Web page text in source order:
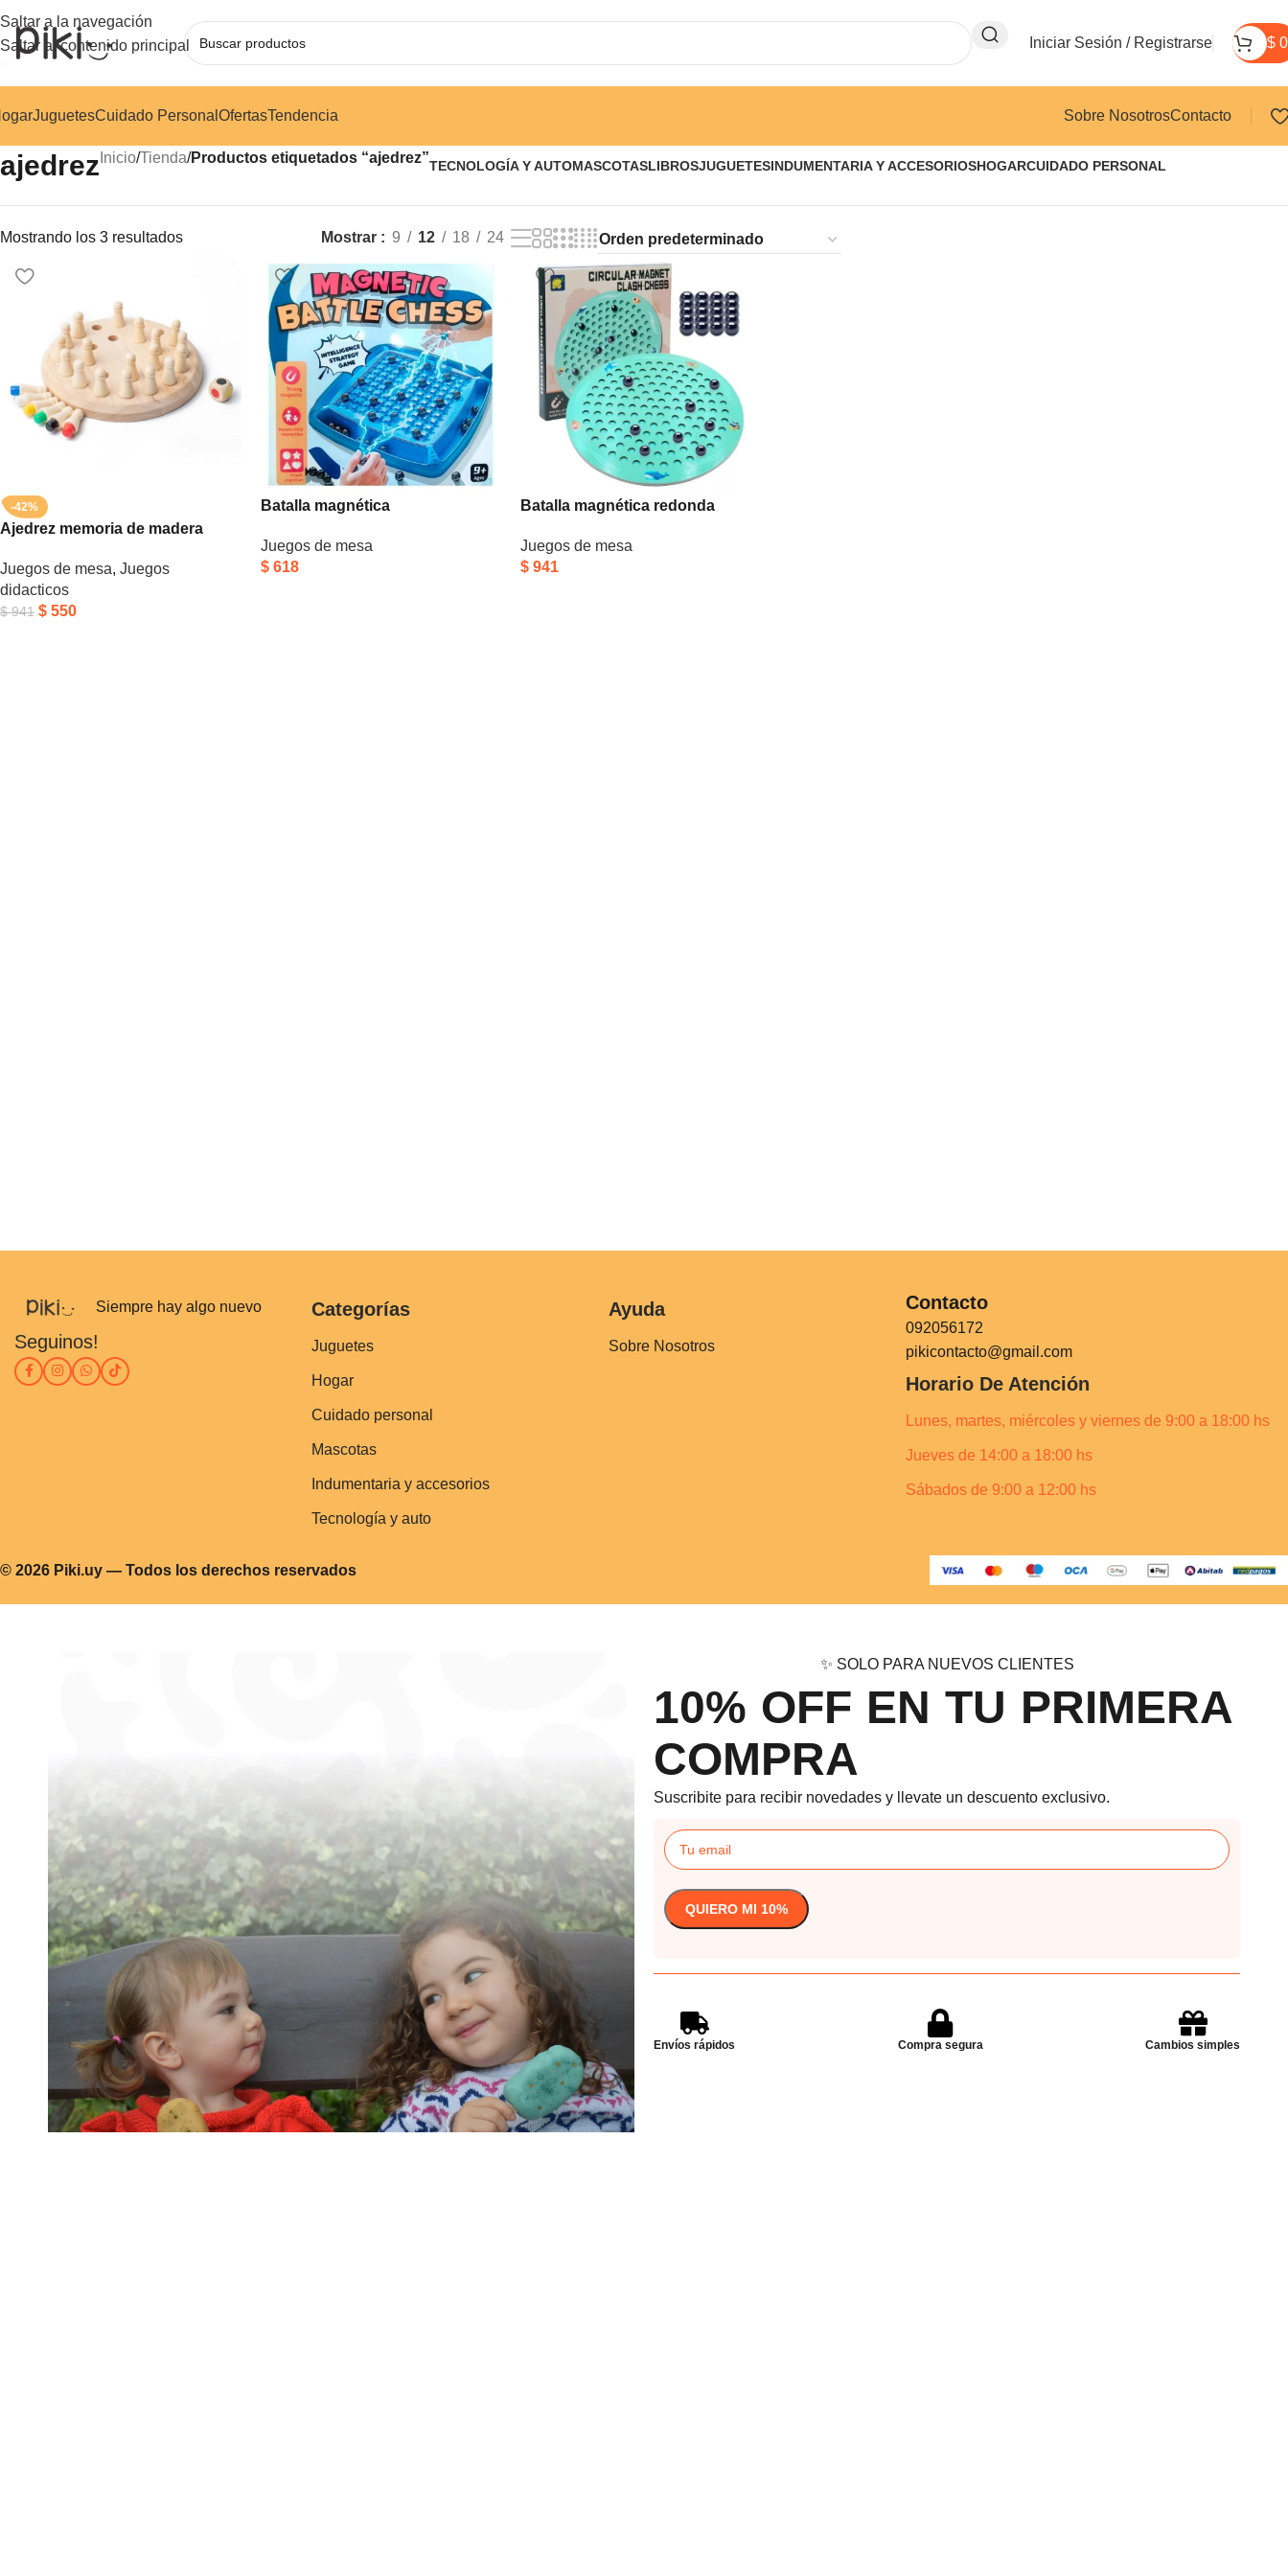
Saltar a la navegación
Saltar al contenido principal
Iniciar Sesión / Registrarse $ 0
JuguetesCuidado Personal OfertasTendencia Sobre NosotrosContacto
ajedrez Inicio/Tienda/Productos etiquetados “ajedrez”TECNOLOGÍA Y AUTOMASCOTASLIBROSJUGUETESINDUMENTARIA Y ACCESORIOSHOGARCUIDADO PERSONAL
Mostrando los 3 resultados Mostrar 9 12 18 24
-42%
Ajedrez memoria de madera
Juegos de mesa, Juegos
didacticos
$941 $ 550
Batalla magnética
Juegos de mesa
$618
Batalla magnética redonda
Juegos de mesa
$ 941
Siempre hay algo nuevo
Seguinos!
Categorías
Juguetes
Hogar
Cuidado personal
Mascotas
Indumentaria y accesorios
Tecnología y auto
Ayuda
Sobre Nosotros
Contacto
092056172
pikicontacto@gmail.com
Horario De Atención
Lunes, martes, miércoles y viernes de 9:00 a 18:00 hs
Jueves de 14:00 a 18:00 hs
Sábados de 9:00 a 12:00 hs
© 2026 Piki.uy — Todos los derechos reservados
✨ SOLO PARA NUEVOS CLIENTES
10% OFF EN TU PRIMERA
COMPRA
Suscribite para recibir novedades y llevate un descuento exclusivo.
Envíos rápidos Compra segura Cambios simples